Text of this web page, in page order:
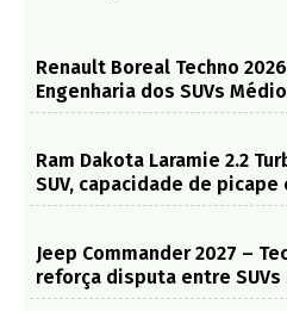
Renault Boreal Techno
Engenharia dos SUVs
Ram Dakota Laramie 2.2
SUV, capacidade de
Jeep Commander 2027 –
reforça disputa entre